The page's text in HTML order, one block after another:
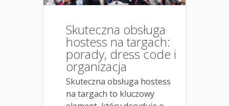
Skuteczna obsługa
hostess na targach:
porady, dress code i
organizacja
Skuteczna obsługa hostess
na targach to kluczowy